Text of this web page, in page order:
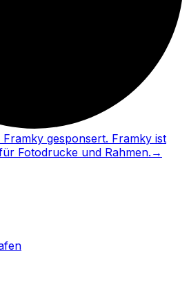
gesponsert. Framky ist
Fotodrucke und Rahmen. →